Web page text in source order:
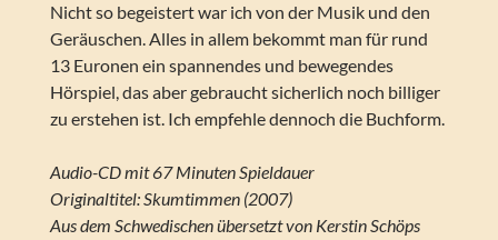
Nicht so begeistert war ich von der Musik und den
Geräuschen. Alles in allem bekommt man für rund
13 Euronen ein spannendes und bewegendes
Hörspiel, das aber gebraucht sicherlich noch billiger
zu erstehen ist. Ich empfehle dennoch die Buchform.
Audio-CD mit 67 Minuten Spieldauer
Originaltitel: Skumtimmen (2007)
Aus dem Schwedischen übersetzt von Kerstin Schöps